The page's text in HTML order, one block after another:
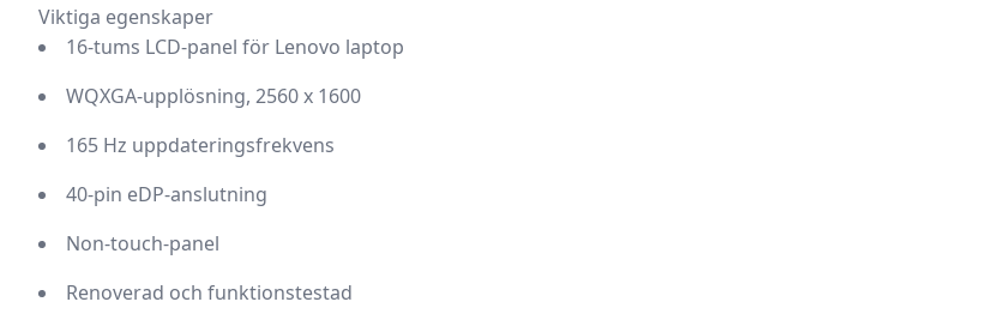
Viktiga egenskaper
16-tums LCD-panel för Lenovo laptop
WQXGA-upplösning, 2560 x 1600
165 Hz uppdateringsfrekvens
40-pin eDP-anslutning
Non-touch-panel
Renoverad och funktionstestad